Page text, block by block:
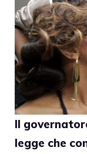
Il
legge che